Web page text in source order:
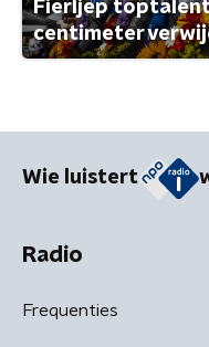
Fierljep toptalent
centimeter
Wie luistert
Radio
Frequenties